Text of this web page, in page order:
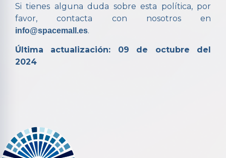
Si tienes alguna duda sobre esta política, por
favor, contacta con nosotros en
info@spacemall.es.
Última actualización: 09 de octubre del
2024